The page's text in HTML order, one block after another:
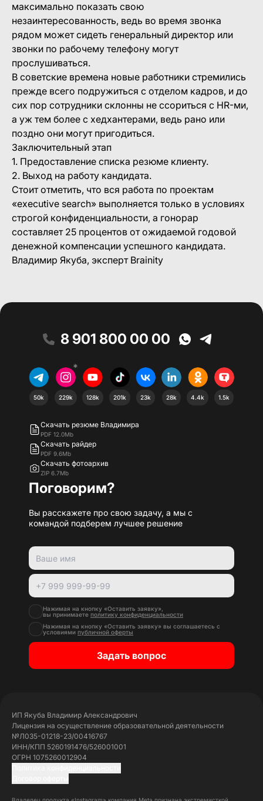
максимально показать свою
незаинтересованность, ведь во время звонка
рядом может сидеть генеральный директор или
звонки по рабочему телефону могут
прослушиваться.
В советские времена новые работники стремились
прежде всего подружиться с отделом кадров, и до
сих пор сотрудники склонны не ссориться с HR-ми,
а уж тем более с хедхантерами, ведь рано или
поздно они могут пригодиться.
Заключительный этап
1. Предоставление списка резюме клиенту.
2. Выход на работу кандидата.
Стоит отметить, что вся работа по проектам
«executive search» выполняется только в условиях
строгой конфиденциальности, а гонорар
составляет 25 процентов от ожидаемой годовой
денежной компенсации успешного кандидата.
Владимир Якуба, эксперт Brainity
8 901 800 00 00
50k
*
229k 128k 201k 23k 28k 4.4k 1.5k
Скачать резюме Владимира
PDF 12.0Mb
Скачать райдер
PDF 9.6Mb
Скачать фотоархив
ZIP 6.7Mb
Поговорим?
Вы расскажете про свою задачу, а мы с
командой подберем лучшее решение
Нажимая на кнопку «Оставить заявку»,
вы принимаете политику конфиденциальности
Нажимая на кнопку «Оставить заявку» вы соглашаетесь с
условиями публичной оферты
Задать вопрос
ИП Якуба Владимир Александрович
Лицензия на осуществление образовательной деятельности
№Л035-01218-23/00416767
ИНН/КПП 5260191476/526001001
ОГРН 1075260012904